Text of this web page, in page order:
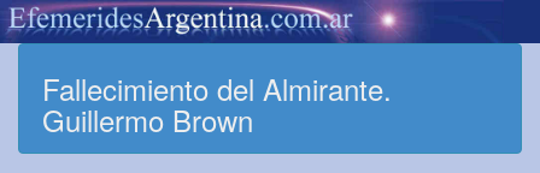
Fallecimiento del Almirante.
Guillermo Brown